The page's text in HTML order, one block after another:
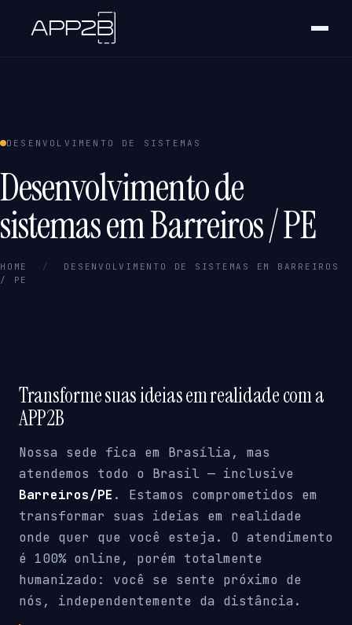
DESENVOLVIMENTO DE SISTEMAS
Desenvolvimento de
sistemas em Barreiros / PE
HOME /
DESENVOLVIMENTO DE SISTEMAS EM BARREIROS
/ PE
Transforme suas ideias em realidade com a
APP2B
Nossa sede fica em Brasília, mas
atendemos todo o Brasil — inclusive
Barreiros/PE . Estamos comprometidos em
transformar suas ideias em realidade
onde quer que você esteja. O atendimento
é 100% online, porém totalmente
humanizado: você se sente próximo de
nós, independentemente da distância.